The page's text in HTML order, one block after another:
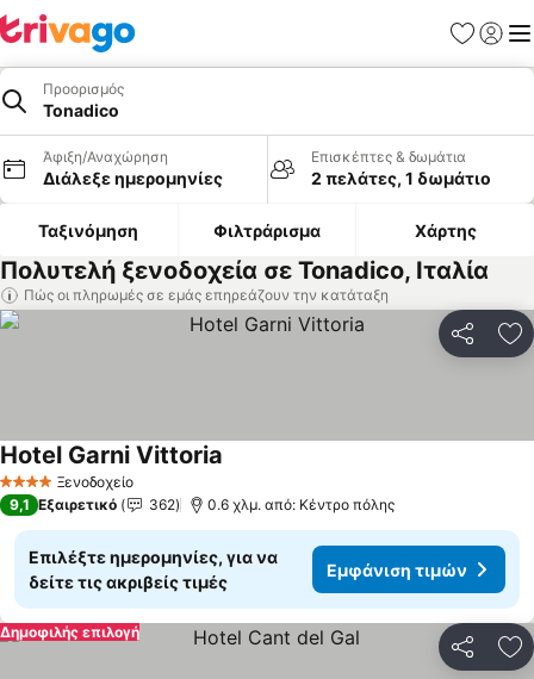
Προορισμός
Tonadico
Άφιξη/Αναχώρηση
Διάλεξε ημερομηνίες
Επισκέπτες & δωμάτια
2 πελάτες, 1 δωμάτιο
Ταξινόμηση Φιλτράρισμα Χάρτης
Πολυτελή ξενοδοχεία σε Tonadico, Ιταλία
Πώς οι πληρωμές σε εμάς επηρεάζουν την κατάταξη
4 ΑστέριαΞενοδοχείο
Hotel Garni Vittoria
9,1 Εξαιρετικό 362 0.6 χλμ. από: Κέντρο πόλης
Επιλέξτε ημερομηνίες, για να
δείτε τις ακριβείς τιμές
Εμφάνιση τιμών
Δημοφιλής επιλογή